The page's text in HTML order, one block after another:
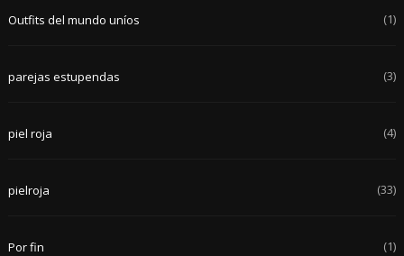
Outfits del mundo uníos (1)
parejas estupendas (3)
piel roja (4)
pielroja (33)
Por fin (1)